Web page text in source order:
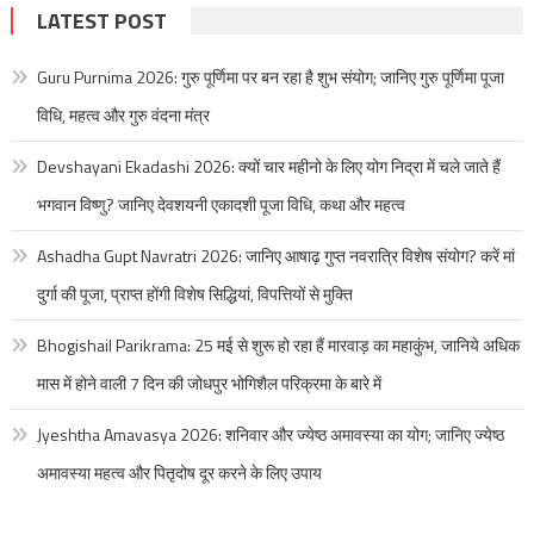
LATEST POST
Guru Purnima 2026: गुरु पूर्णिमा पर बन रहा है शुभ संयोग; जानिए गुरु पूर्णिमा पूजा
विधि, महत्व और गुरु वंदना मंत्र
Devshayani Ekadashi 2026: क्यों चार महीनो के लिए योग निद्रा में चले जाते हैं
भगवान विष्णु? जानिए देवशयनी एकादशी पूजा विधि, कथा और महत्व
Ashadha Gupt Navratri 2026: जानिए आषाढ़ गुप्त नवरात्रि विशेष संयोग? करें मां
दुर्गा की पूजा, प्राप्त होंगी विशेष सिद्धियां, विपत्तियों से मुक्ति
Bhogishail Parikrama: 25 मई से शुरू हो रहा हैं मारवाड़ का महाकुंभ, जानिये अधिक
मास में होने वाली 7 दिन की जोधपुर भोगिशैल परिक्रमा के बारे में
Jyeshtha Amavasya 2026: शनिवार और ज्येष्ठ अमावस्या का योग; जानिए ज्येष्ठ
अमावस्या महत्व और पितृदोष दूर करने के लिए उपाय